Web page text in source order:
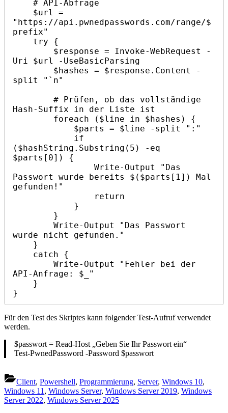
"https://api.pwnedpasswords.com/range/$
prefix"
Uri $url -UseBasicParsing
split "`n"
Hash-Suffix in der Liste ist
($hashString.Substring(5) -eq
$parts[0]) {
Passwort wurde bereits $($parts[1]) Mal
gefunden!"
wurde nicht gefunden."
API-Anfrage: $_"
}
Für den Test des Skriptes kann folgender Test-Aufruf verwendet
werden.
$passwort = Read-Host „Geben Sie Ihr Passwort ein“
Test-PwnedPassword -Password $passwort
Client, Powershell, Programmierung, Server, Windows 10,
Windows 11 , Windows Server, Windows Server 2019, Windows
Server 2022, Windows Server 2025